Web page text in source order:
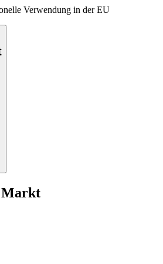
Verwendung in der EU